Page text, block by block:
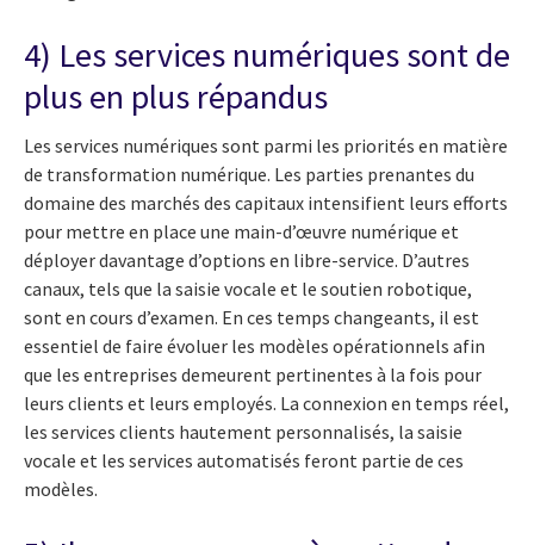
4) Les services numériques sont de
plus en plus répandus
Les services numériques sont parmi les priorités en matière
de transformation numérique. Les parties prenantes du
domaine des marchés des capitaux intensifient leurs efforts
pour mettre en place une main-d’œuvre numérique et
déployer davantage d’options en libre-service. D’autres
canaux, tels que la saisie vocale et le soutien robotique,
sont en cours d’examen. En ces temps changeants, il est
essentiel de faire évoluer les modèles opérationnels afin
que les entreprises demeurent pertinentes à la fois pour
leurs clients et leurs employés. La connexion en temps réel,
les services clients hautement personnalisés, la saisie
vocale et les services automatisés feront partie de ces
modèles.